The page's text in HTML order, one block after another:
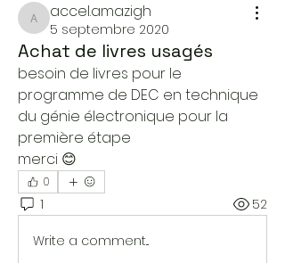
accel.amazigh
accel.amazigh
5 septembre 2020
Achat de livres usagés
besoin de livres pour le
programme de DEC en technique
du génie électronique pour la
première étape
merci 😊
0
1 52
Write a comment...